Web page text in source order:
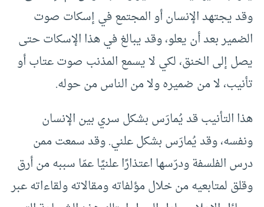
وقد يجتهد الإنسان أو المجتمع في إسكات صوت
الضمير بعد أن يعلو، وقد يبالغ في هذا الإسكات حتى
يصل إلى الخنق، لكي لا يسمع المذنب صوت عتاب أو
تأنيب، لا من ضميره ولا من الناس من حوله.
هذا التأنيب قد يُمارَس بشكل سري بين الإنسان
ونفسه، وقد يُمارَس بشكل علني. وقد سمعت ممن
درس الفلسفة ودرّسها اعتذارًا علنيًا عمّا سببه من أرق
وقلق لمتابعيه من خلال مؤلفاته ومقالاته ولقاءاته عبر